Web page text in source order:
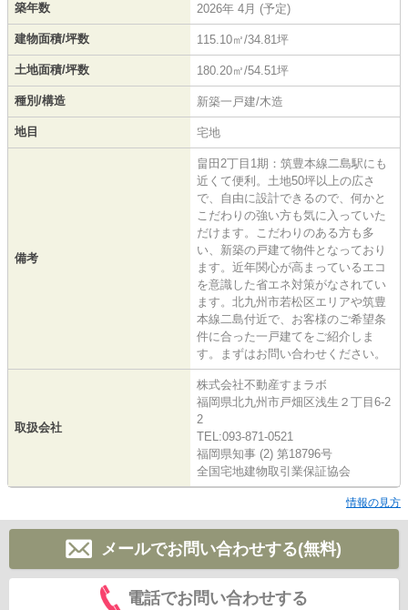
築年数 2026年 4月 (予定)
建物面積/坪数 115.10㎡/34.81坪
土地面積/坪数 180.20㎡/54.51坪
種別/構造 新築一戸建/木造
地目 宅地
備考
畠田2丁目1期：筑豊本線二島駅にも
近くて便利。土地50坪以上の広さ
で、自由に設計できるので、何かと
こだわりの強い方も気に入っていた
だけます。こだわりのある方も多
い、新築の戸建て物件となっており
ます。近年関心が高まっているエコ
を意識した省エネ対策がなされてい
ます。北九州市若松区エリアや筑豊
本線二島付近で、お客様のご希望条
件に合った一戸建てをご紹介しま
す。まずはお問い合わせください。
取扱会社
株式会社不動産すまラボ
福岡県北九州市戸畑区浅生２丁目6-2
2
TEL:093-871-0521
福岡県知事 (2) 第18796号
全国宅地建物取引業保証協会
情報の見方
メールでお問い合わせする(無料)
電話でお問い合わせする